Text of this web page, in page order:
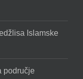
Islamske
područje